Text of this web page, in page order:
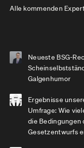
Alle kommenden
Neueste BSG-
Galgenhumor
Ergebnisse
Umfrage: Wie
die Bedingungen
Gesetzentwurfs